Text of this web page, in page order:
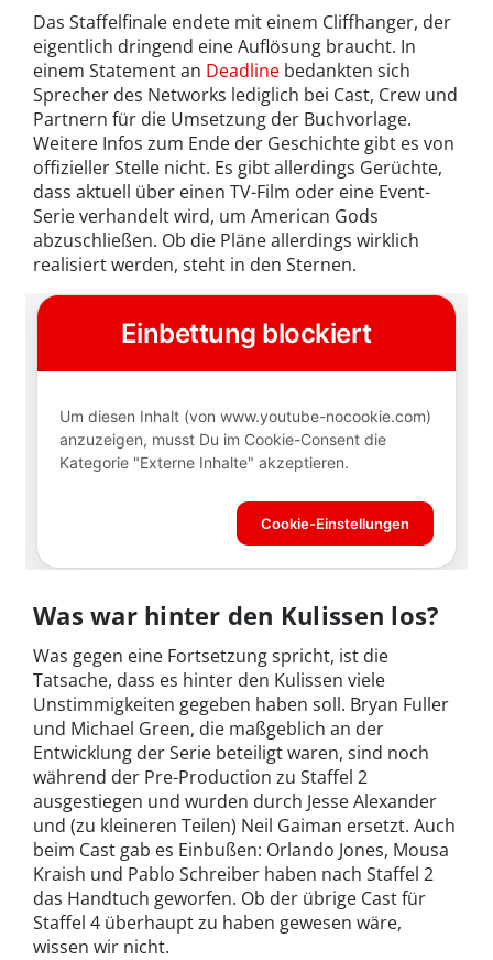
Das Staffelfinale endete mit einem Cliffhanger, der
eigentlich dringend eine Auflösung braucht. In
einem Statement an Deadline bedankten sich
Sprecher des Networks lediglich bei Cast, Crew und
Partnern für die Umsetzung der Buchvorlage.
Weitere Infos zum Ende der Geschichte gibt es von
offizieller Stelle nicht. Es gibt allerdings Gerüchte,
dass aktuell über einen TV-Film oder eine Event-
Serie verhandelt wird, um American Gods
abzuschließen. Ob die Pläne allerdings wirklich
realisiert werden, steht in den Sternen.
Was war hinter den Kulissen los?
Was gegen eine Fortsetzung spricht, ist die
Tatsache, dass es hinter den Kulissen viele
Unstimmigkeiten gegeben haben soll. Bryan Fuller
und Michael Green, die maßgeblich an der
Entwicklung der Serie beteiligt waren, sind noch
während der Pre-Production zu Staffel 2
ausgestiegen und wurden durch Jesse Alexander
und (zu kleineren Teilen) Neil Gaiman ersetzt. Auch
beim Cast gab es Einbußen: Orlando Jones, Mousa
Kraish und Pablo Schreiber haben nach Staffel 2
das Handtuch geworfen. Ob der übrige Cast für
Staffel 4 überhaupt zu haben gewesen wäre,
wissen wir nicht.